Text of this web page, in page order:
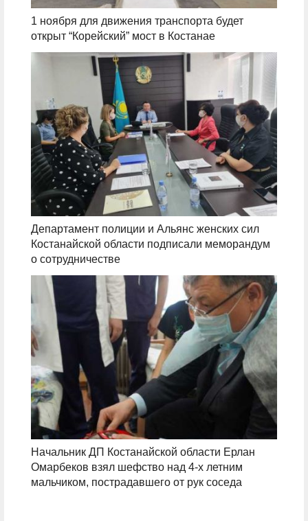
1 ноября для движения транспорта будет
открыт “Корейский” мост в Костанае
Департамент полиции и Альянс женских сил
Костанайской области подписали меморандум
о сотрудничестве
Начальник ДП Костанайской области Ерлан
Омарбеков взял шефство над 4-х летним
мальчиком, пострадавшего от рук соседа